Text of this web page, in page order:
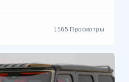
1565 Просмотры